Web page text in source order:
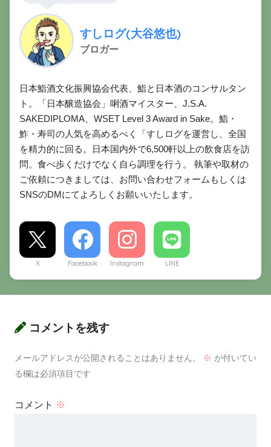
すしログ(大谷悠也)
ブロガー
日本鮨酒文化振興協会代表、鮨と日本酒のコンサルタン
ト。「日本醸造協会」唎酒マイスター、J.S.A.
SAKEDIPLOMA、WSET Level 3 Award in Sake。鮨・
鮓・寿司の人気を高めるべく「すしログを運営し、全国
を精力的に回る。日本国内外で6,500軒以上の飲食店を訪
問。食べ歩くだけでなく自ら調理を行う。 執筆や取材の
ご依頼につきましては、お問い合わせフォームもしくは
SNSのDMにてよろしくお願いいたします。
X Facebook Instagram LINE
コメントを残す
メールアドレスが公開されることはありません。 ※ が付いてい
る欄は必須項目です
コメント ※